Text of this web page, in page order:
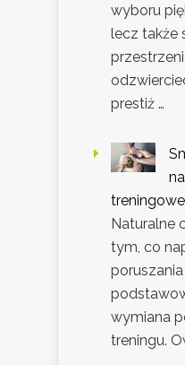
wyboru
lecz także
prestiż …
treningowe
Naturalne
tym, co
wymiana
treningu.